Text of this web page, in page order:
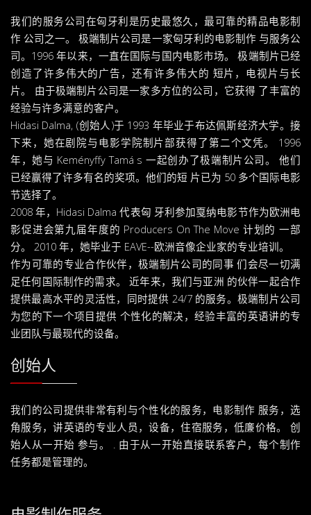
我们的服务公司在匈牙利是历史最悠久，最可靠的精品电影制
作 公司之一。 极端制片公司是一家匈牙利的电影制作 与服务公
司。1996 年以来，一直在国际与国内电影市场。 极端制片已经
创造了许多伟大的广告，还有许多伟大的 短片，电视片与长
片。 由于极端制片公司是一家多方位的公司，它获得 了丰富的
经验与许多满意的客户。
Hidasi Dalma, (创始人)于 1993 年毕业于布达佩斯经济大学。接
下来，她在剧院与电影学院制片部获得了第二个文凭。 1996
年，她与 Keményffy Tamá s 一起创办了极端制片公司。 他们
已经赢得了许多有名的奖项。他们的短 片已为 50 多个国际电影
节选择了。
2008 年，Hidasi Dalma 代表匈 牙利参加戛纳电影节作为欧洲电
影促进会第九届年度的 Producers On The Move 计划的 一部
分。 2010 年，她毕业于 EAVE--欧洲音像企业家的专业培训。
作为可靠的专业合作伙伴，极端制片公司的同事 们会尽一切满
足任何国际制作的需求。 近年来，我们与亚洲 的伙伴一起合作
提供最高水平的灵活性，同时提供 24/7 的服务。极端制片公司
为您的下一个项目提供 个性化的解决，经验丰富的英语讲的专
业团队与最现代的设备。
创始人
我们的公司提供非常有利与个性化的服务，电影制作 服务，选
角服务，讲英语的专业人员，设备，住宿服务，低廉价格。 创
始人从一开始 参与。 . 由于从一开始直接联系客户，每个制作
任务都是管理的。